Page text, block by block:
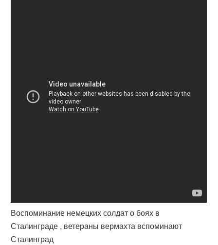
Воспоминание немецких солдат о боях в
Сталинграде , ветераны вермахта вспоминают
Сталинград